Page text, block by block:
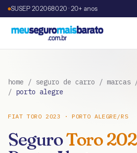
SUSEP 202068020 · 20+ anos
home / seguro de carro / marcas
/ porto alegre
FIAT TORO 2023 ·PORTO ALEGRE /RS
SeguroToro